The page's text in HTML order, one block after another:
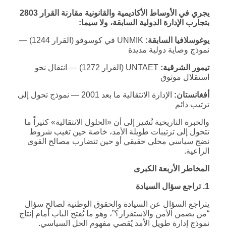
يجري في الأوساط الأكاديمية والقانونية مقارنة القرار 2803
بتجارب الإدارة الدولية السابقة، ولا سيما:
يوغوسلافيا السابقة:
UNMIK في كوسوفو (القرار 1244) —
نموذج وصاية دولية مديدة
تيمور الشرقية:
UNTAET (القرار 1272) — انتقال نحو
استقلال موثوق
أفغانستان:
الإدارة الانتقالية ما بعد 2001 — نموذج تحول إلى
ترتيب دائم
والخبرة التاريخية تُشير إلى أن «الحلول الانتقالية» كثيراً ما
تتحول إلى ترتيبات طويلة الأمد، خاصة حين تغيب شروط
نضج سياسي محلي حقيقي أو حين تتضارب مصالح القوى
الراعية.
المخاطر الأربعة الكبرى
1. تراجع سؤال السيادة
يتراجع السؤال عن السيادة والحقوق الوطنية لصالح سؤال
“من يضمن الأمن والاستقرار؟”، وهو ما يُفتح الباب أمام إنتاج
نموذج إدارة طويل الأمد يُقصي مفهوم الحل السياسي.